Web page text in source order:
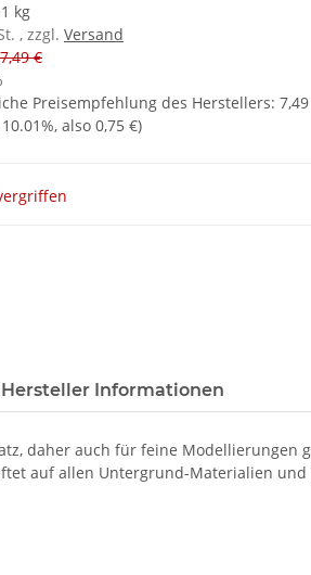
kg
, zzgl. Versand
€
Preisempfehlung des Herstellers:
10.01%, also 0,75 €)
Hersteller Informationen
daher auch für feine Modellierungen
auf allen Untergrund-Materialien und